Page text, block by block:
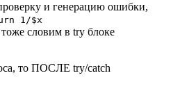
и генерацию ошибки,
1/$x
словим в try блоке
то ПОСЛЕ try/catch